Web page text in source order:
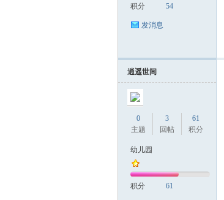
积分 54
发消息
逍遥世间
0
主题
3
回帖
61
积分
幼儿园
积分 61